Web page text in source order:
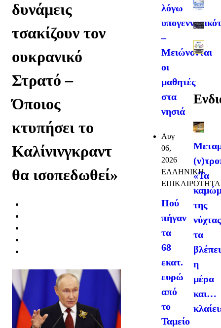
δυνάμεις
τσακίζουν τον
ουκρανικό
Στρατό –
Όποιος
κτυπήσει το
Καλίνινγκραντ
θα ισοπεδωθεί»
λόγω
–
Μειώνονται
οι
μαθητές
στα
νησιά
Αυγ
06,
2026
ΕΛΛΗΝΙΚΗ
ΕΠΙΚΑΙΡΟΤΗΤΑ
Πού
πήγαν
τα
68
εκατ.
ευρώ
από
το
Ταμείο
«Τα
της
νύχτας
τα
βλέπει
η
μέρα
και…